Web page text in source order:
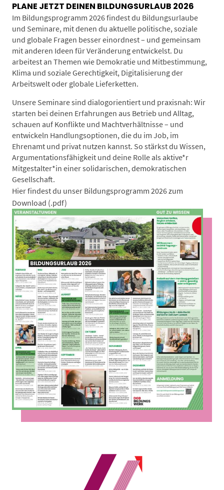
PLANE JETZT DEINEN BILDUNGSURLAUB 2026
Im Bildungsprogramm 2026 findest du Bildungsurlaube
und Seminare, mit denen du aktuelle politische, soziale
und globale Fragen besser einordnest – und gemeinsam
mit anderen Ideen für Veränderung entwickelst. Du
arbeitest an Themen wie Demokratie und Mitbestimmung,
Klima und soziale Gerechtigkeit, Digitalisierung der
Arbeitswelt oder globale Lieferketten.
Unsere Seminare sind dialogorientiert und praxisnah: Wir
starten bei deinen Erfahrungen aus Betrieb und Alltag,
schauen auf Konflikte und Machtverhältnisse – und
entwickeln Handlungsoptionen, die du im Job, im
Ehrenamt und privat nutzen kannst. So stärkst du Wissen,
Argumentationsfähigkeit und deine Rolle als aktive*r
Mitgestalter*in einer solidarischen, demokratischen
Gesellschaft.
Hier findest du unser Bildungsprogramm 2026 zum
Download (.pdf)